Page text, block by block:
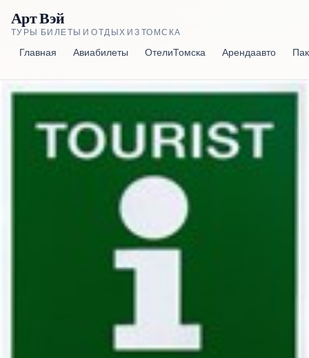
Арт Вэй
ТУРЫ, БИЛЕТЫ И ОТДЫХ ИЗ ТОМСКА
Главная Авиабилеты Отели Томска Аренда авто